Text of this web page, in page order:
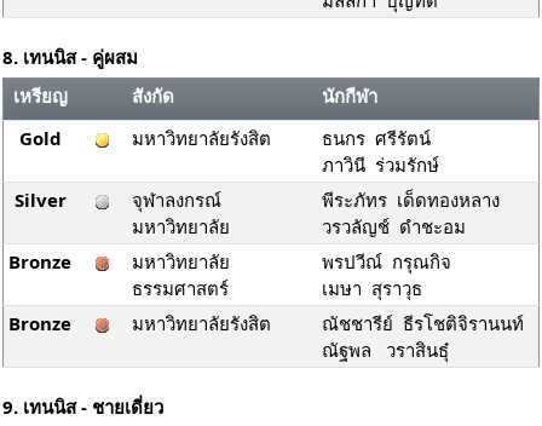
8. เทนนิส - คู่ผสม
เหรียญ
สังกัด
นักกีฬา
Gold
มหาวิทยาลัยรังสิต
ธนกร ศรีรัตน์
ภาวินี ร่วมรักษ์
Silver
จุฬาลงกรณ์
มหาวิทยาลัย
พีระภัทร เด็ดทองหลาง
วรวลัญช์ ดำชะอม
Bronze
มหาวิทยาลัย
ธรรมศาสตร์
พรปวีณ์ กรุณกิจ
เมษา สุราวุธ
Bronze
มหาวิทยาลัยรังสิต
ณัชชารีย์ ธีรโชติจิรานนท์
ณัฐพล วราสินธุ๋
9. เทนนิส - ชายเดี่ยว